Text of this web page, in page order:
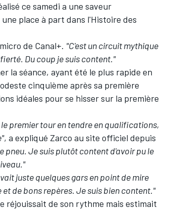
ce samedi a une saveur
place à part dans l'Histoire des
de Canal+. "C'est un circuit mythique
Du coup je suis content."
la séance, ayant été le plus rapide en
cinquième après sa première
idéales pour se hisser sur la première
premier tour en tendre en qualifications,
, a expliqué Zarco au site officiel depuis
pneu. Je suis plutôt content d'avoir pu le
juste quelques gars en point de mire
de bons repères. Je suis bien content."
réjouissait de son rythme mais estimait